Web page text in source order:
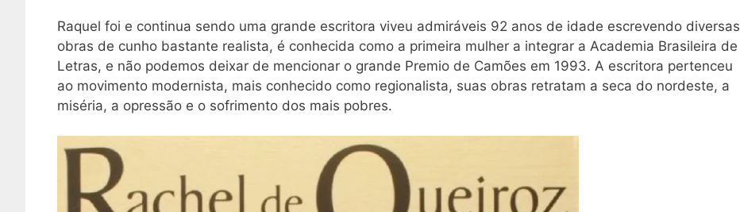
Raquel foi e continua sendo uma grande escritora viveu admiráveis 92 anos de idade escrevendo diversas
obras de cunho bastante realista, é conhecida como a primeira mulher a integrar a Academia Brasileira de
Letras, e não podemos deixar de mencionar o grande Premio de Camões em 1993. A escritora pertenceu
ao movimento modernista, mais conhecido como regionalista, suas obras retratam a seca do nordeste, a
miséria, a opressão e o sofrimento dos mais pobres.